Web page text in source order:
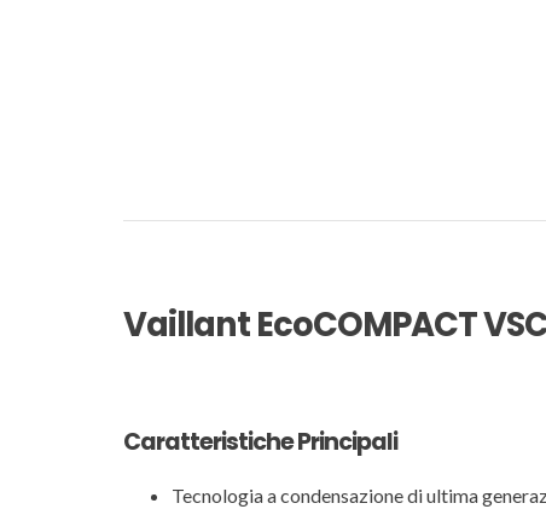
Vaillant EcoCOMPACT
Caratteristiche Principali
Tecnologia a condensazione di ultima